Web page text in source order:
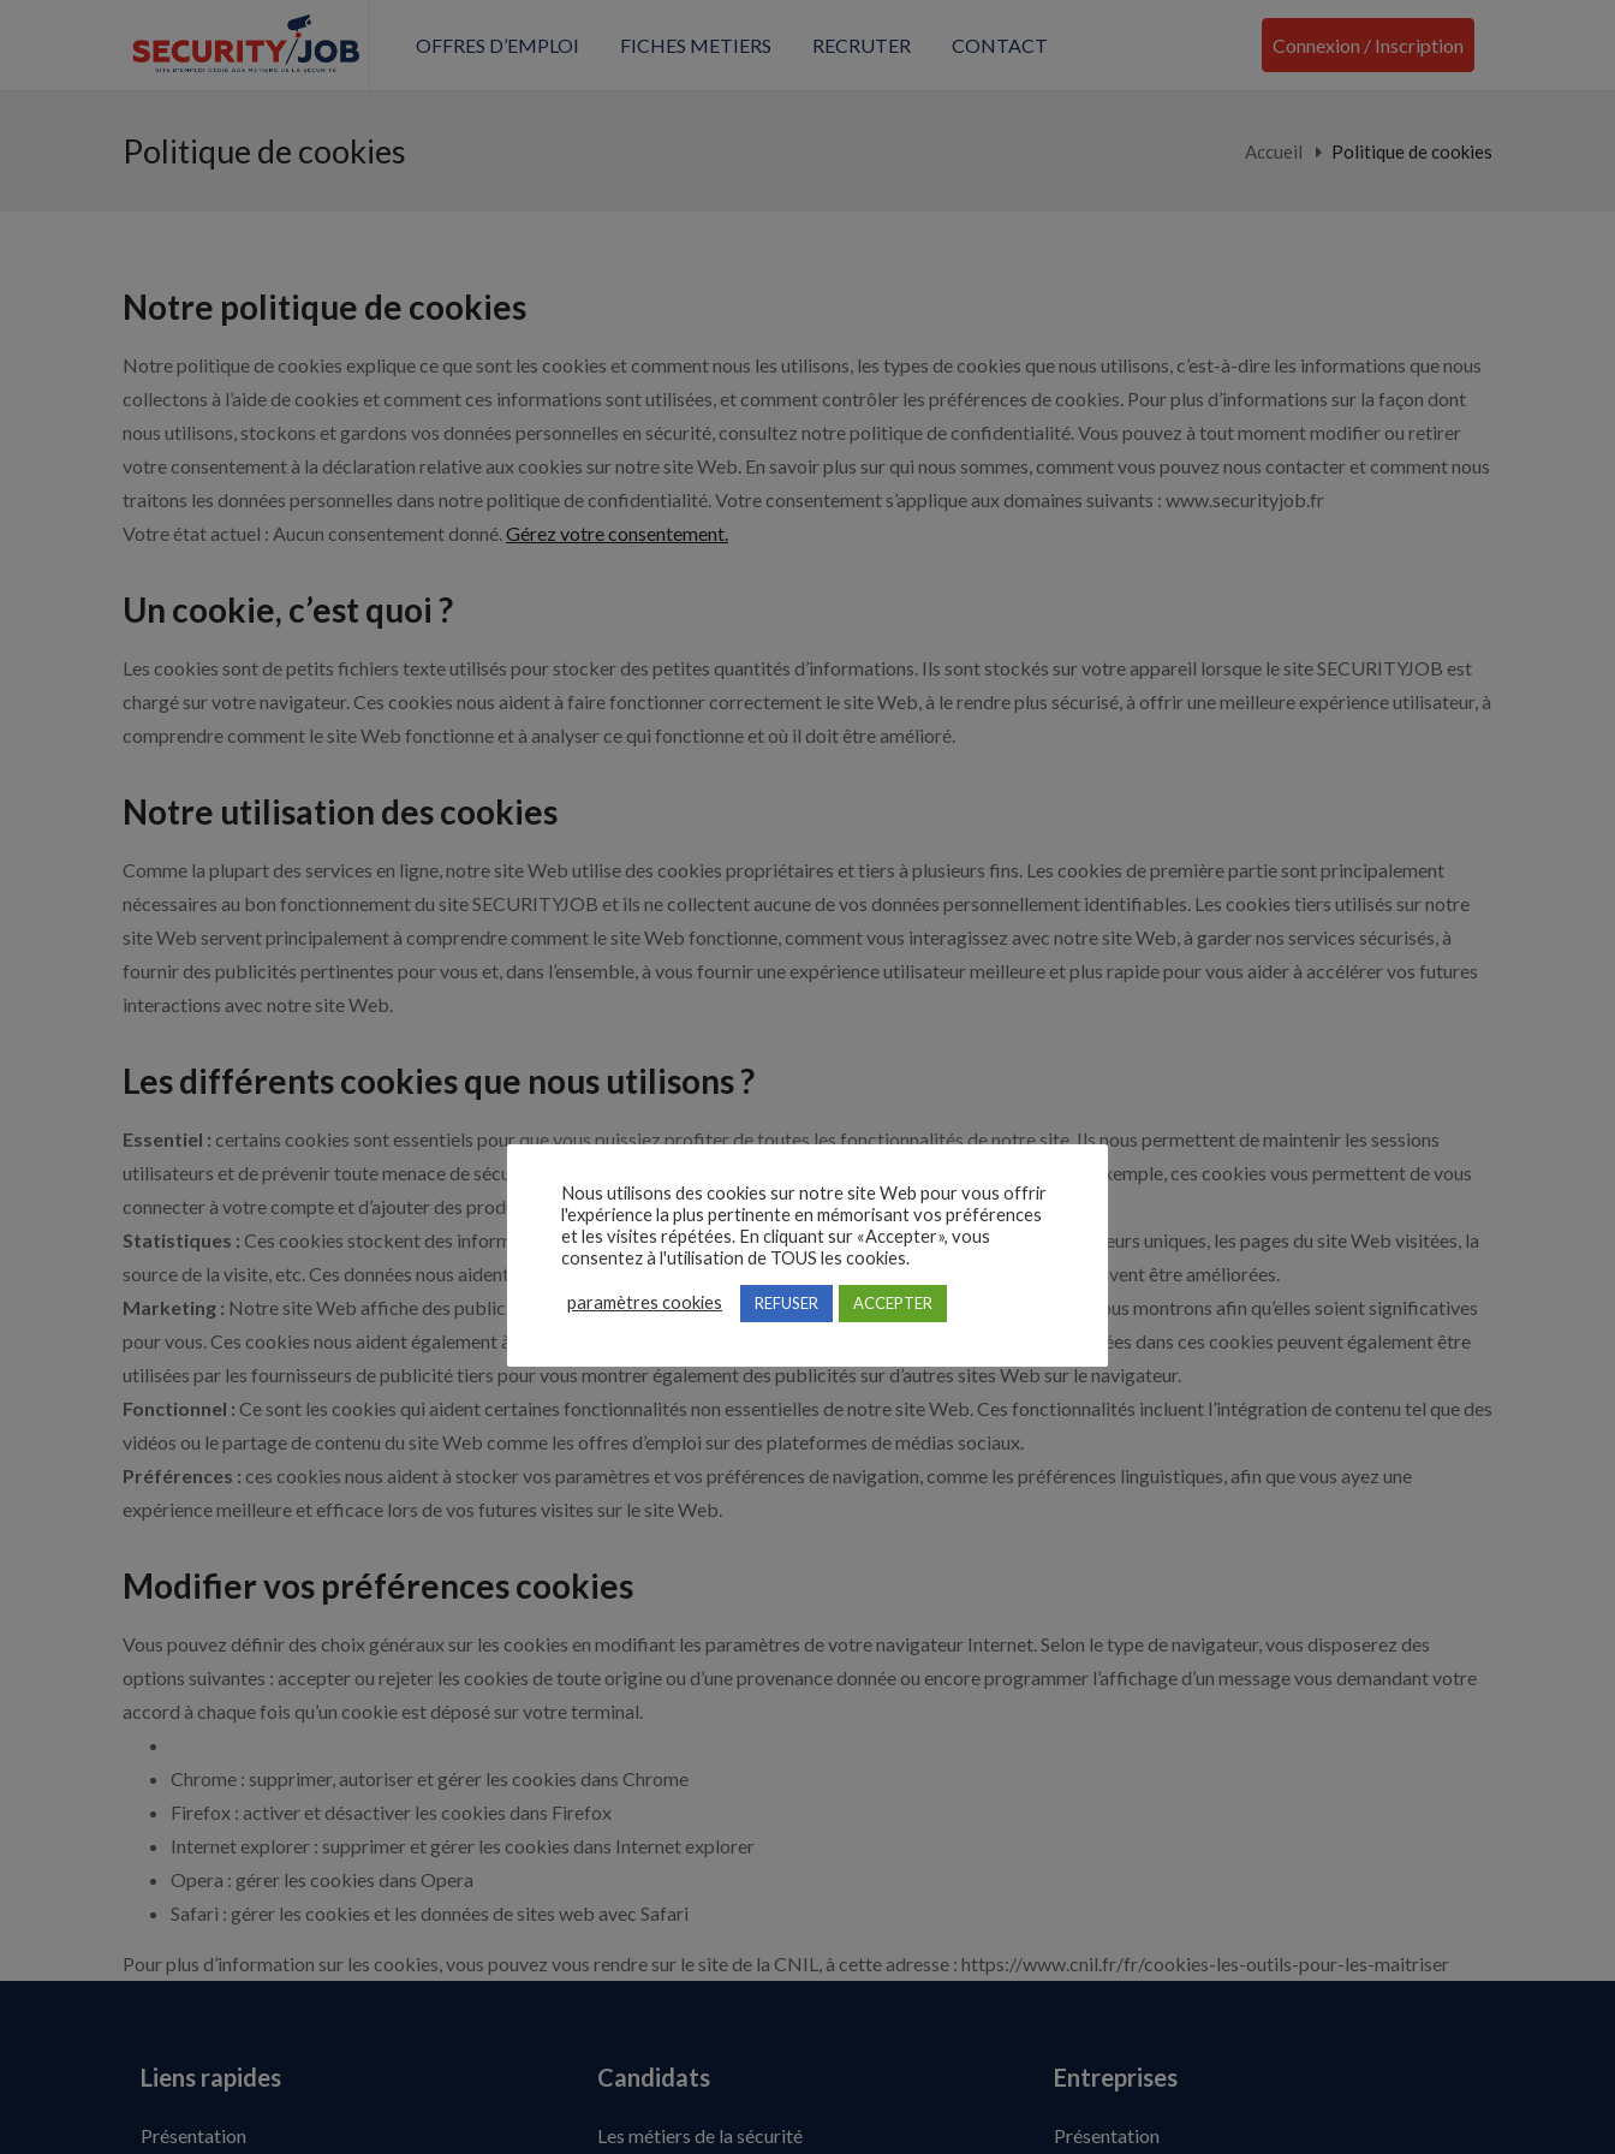
OFFRES D’EMPLOI FICHES METIERS RECRUTER CONTACT Connexion / Inscription
Politique de cookies Accueil Politique de cookies
Notre politique de cookies
Notre politique de cookies explique ce que sont les cookies et comment nous les utilisons, les types de cookies que nous utilisons, c’est-à-dire les informations que nous
collectons à l’aide de cookies et comment ces informations sont utilisées, et comment contrôler les préférences de cookies. Pour plus d’informations sur la façon dont
nous utilisons, stockons et gardons vos données personnelles en sécurité, consultez notre politique de confidentialité. Vous pouvez à tout moment modifier ou retirer
votre consentement à la déclaration relative aux cookies sur notre site Web. En savoir plus sur qui nous sommes, comment vous pouvez nous contacter et comment nous
traitons les données personnelles dans notre politique de confidentialité. Votre consentement s’applique aux domaines suivants : www.securityjob.fr
Votre état actuel : Aucun consentement donné.Gérez votre consentement.
Un cookie, c’est quoi ?
Les cookies sont de petits fichiers texte utilisés pour stocker des petites quantités d’informations. Ils sont stockés sur votre appareil lorsque le site SECURITYJOB est
chargé sur votre navigateur. Ces cookies nous aident à faire fonctionner correctement le site Web, à le rendre plus sécurisé, à offrir une meilleure expérience utilisateur, à
comprendre comment le site Web fonctionne et à analyser ce qui fonctionne et où il doit être amélioré.
Notre utilisation des cookies
Comme la plupart des services en ligne, notre site Web utilise des cookies propriétaires et tiers à plusieurs fins. Les cookies de première partie sont principalement
nécessaires au bon fonctionnement du site SECURITYJOB et ils ne collectent aucune de vos données personnellement identifiables. Les cookies tiers utilisés sur notre
site Web servent principalement à comprendre comment le site Web fonctionne, comment vous interagissez avec notre site Web, à garder nos services sécurisés, à
fournir des publicités pertinentes pour vous et, dans l’ensemble, à vous fournir une expérience utilisateur meilleure et plus rapide pour vous aider à accélérer vos futures
interactions avec notre site Web.
Les différents cookies que nous utilisons ?
Essentiel : certains cookies sont essentiels pour que vous puissiez profiter de toutes les fonctionnalités de notre site. Ils nous permettent de maintenir les sessions
utilisateurs et de prévenir toute menace de sécurité. Ils ne collectent ni ne stockent aucune information personnelle. Par exemple, ces cookies vous permettent de vous
connecter à votre compte et d’ajouter des produits à votre panier, et de commander en toute sécurité.
Statistiques : Ces cookies stockent des informations telles que le nombre de visiteurs sur le site Web, le nombre de visiteurs uniques, les pages du site Web visitées, la
source de la visite, etc. Ces données nous aident à comprendre et à analyser les performances du site Web, et là où elle doivent être améliorées.
Marketing : Notre site Web affiche des publicités. Ces cookies sont utilisés pour personnaliser les publicités que nous vous montrons afin qu’elles soient significatives
pour vous. Ces cookies nous aident également à suivre l’efficacité de ces campagnes publicitaires.Les informations stockées dans ces cookies peuvent également être
utilisées par les fournisseurs de publicité tiers pour vous montrer également des publicités sur d’autres sites Web sur le navigateur.
Fonctionnel : Ce sont les cookies qui aident certaines fonctionnalités non essentielles de notre site Web. Ces fonctionnalités incluent l’intégration de contenu tel que des
vidéos ou le partage de contenu du site Web comme les offres d’emploi sur des plateformes de médias sociaux.
Préférences : ces cookies nous aident à stocker vos paramètres et vos préférences de navigation, comme les préférences linguistiques, afin que vous ayez une
expérience meilleure et efficace lors de vos futures visites sur le site Web.
Modifier vos préférences cookies
Vous pouvez définir des choix généraux sur les cookies en modifiant les paramètres de votre navigateur Internet. Selon le type de navigateur, vous disposerez des
options suivantes : accepter ou rejeter les cookies de toute origine ou d’une provenance donnée ou encore programmer l’affichage d’un message vous demandant votre
accord à chaque fois qu’un cookie est déposé sur votre terminal.
Chrome : supprimer, autoriser et gérer les cookies dans Chrome
Firefox : activer et désactiver les cookies dans Firefox
Internet explorer : supprimer et gérer les cookies dans Internet explorer
Opera : gérer les cookies dans Opera
Safari : gérer les cookies et les données de sites web avec Safari
Pour plus d’information sur les cookies, vous pouvez vous rendre sur le site de la CNIL, à cette adresse : https://www.cnil.fr/fr/cookies-les-outils-pour-les-maitriser
Liens rapides
Présentation
Candidats
Les métiers de la sécurité
Entreprises
Présentation
Nous utilisons des cookies sur notre site Web pour vous offrir
l'expérience la plus pertinente en mémorisant vos préférences
et les visites répétées. En cliquant sur «Accepter», vous
consentez à l'utilisation de TOUS les cookies.
paramètres cookies REFUSER ACCEPTER